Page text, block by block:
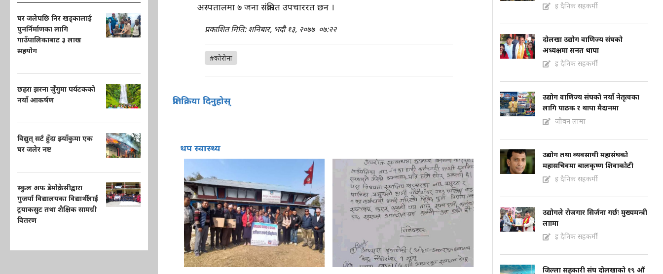
घर जलेपछि निर खड्कालाई
पुनर्निर्माणका लागि
गाउँपालिकाबाट ३ लाख
सहयोग
छहरा झरना जुँगुमा पर्यटकको
नयाँ आकर्षण
विद्युत् सर्ट हुँदा झ्याँकुमा एक
घर जलेर नष्ट
स्कुल अफ डेमोक्रेसीद्वारा
गुजर्पा विद्यालयका विद्यार्थीलाई
ट्रयाकसुट तथा शैक्षिक सामग्री
वितरण
अस्पतालमा ७ जना संक्रमित उपचाररत छन ।
प्रकाशित मिति: शनिबार, भदौ १३, २०७७ ०७:२२
#कोरोना
प्रतिक्रिया दिनुहोस्
थप स्वास्थ्य
इ दैनिक सहकर्मी
दोलखा उद्योग वाणिज्य संघको
अध्यक्षमा सनत थापा
इ दैनिक सहकर्मी
उद्योग वाणिज्य संघको नयाँ नेतृत्वका
लागि पाठक र थापा मैदानमा
जीवन लामा
उद्योग तथा व्यवसायी महासंघको
महासचिवमा बालकृष्ण शिवाकोटी
इ दैनिक सहकर्मी
उद्योगले रोजगार सिर्जना गर्छः मुख्यमन्त्री
लाामा
इ दैनिक सहकर्मी
जिल्ला सहकारी संघ दोलखाको १९ औं